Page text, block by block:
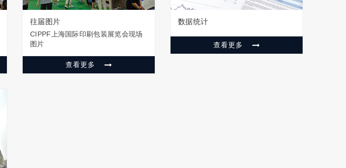
往届图片
CIPPF上海国际印刷包装展览会现场
图片
查看更多
数据统计
查看更多